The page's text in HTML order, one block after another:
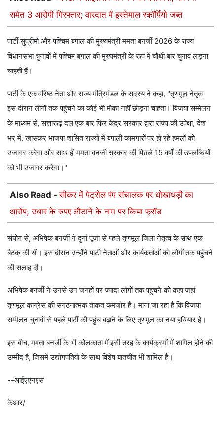
समेत 3 आरोपी गिरफ्तार; वारदात में इस्तेमाल स्कॉर्पियो जब्त
पार्टी सुप्रीमो और पश्चिम बंगाल की मुख्यमंत्री ममता बनर्जी 2026 के राज्य
विधानसभा चुनावों में पश्चिम बंगाल की मुख्यमंत्री के रूप में चौथी बार चुनाव लड़ना
चाहती हैं।
पार्टी के एक वरिष्ठ नेता और राज्य मंत्रिमंडल के सदस्य ने कहा, "तृणमूल नेतृत्व
इस दौरान लोगों तक पहुंचने का कोई भी मौका नहीं छोड़ना चाहता। विजया सम्मेलन
के माध्यम से, सत्तारूढ़ दल एक बार फिर केंद्र सरकार द्वारा राज्य की उपेक्षा, देश
भर में, खासकर भाजपा शासित राज्यों में बंगाली कामगारों पर हो रहे हमलों को
उजागर करेगा और साथ ही ममता बनर्जी सरकार की पिछले 15 वर्षों की उपलब्धियों
को भी उजागर करेगा।"
Also Read -सीकर में पेट्रोल पंप संचालक पर धोखाधड़ी का
आरोप, उधार के रुपए लौटाने के नाम पर किया फ्रॉड
संयोग से, अभिषेक बनर्जी ने दुर्गा पूजा से पहले तृणमूल जिला नेतृत्व के साथ एक
बैठक की थी। इस दौरान उन्होंने पार्टी नेताओं और कार्यकर्ताओं को लोगों तक पहुंचने
की सलाह दी।
अभिषेक बनर्जी ने उनसे उन जगहों पर ज्यादा लोगों तक पहुंचने को कहा जहां
तृणमूल कांग्रेस की संगठनात्मक ताकत कमजोर है। माना जा रहा है कि विजया
सम्मेलन चुनावों से पहले पार्टी की पहुंच बढ़ाने के लिए तृणमूल का नया हथियार है।
इस बीच, ममता बनर्जी के भी कोलकाता में इसी तरह के कार्यक्रमों में शामिल होने की
उम्मीद है, जिसमें उद्योगपतियों के साथ विशेष बातचीत भी शामिल है।
--आईएएनएस
केआर/